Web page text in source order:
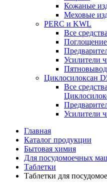
Кожаные
Меховые
PERC и KWL
Все
Поглощение
Усилители
Циклосилоксан
Все
Усилители
Главная
Каталог продукции
Бытовая химия
Для посудомоечных
Таблетки
Таблетки для